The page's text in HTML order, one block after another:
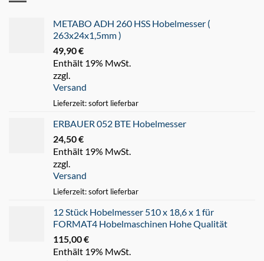
METABO ADH 260 HSS Hobelmesser (
263x24x1,5mm )
49,90€
Enthält 19% MwSt.
zzgl.
Versand
Lieferzeit: sofort lieferbar
ERBAUER 052 BTE Hobelmesser
24,50€
Enthält 19% MwSt.
zzgl.
Versand
Lieferzeit: sofort lieferbar
12 Stück Hobelmesser 510 x 18,6 x 1 für
FORMAT4 Hobelmaschinen Hohe Qualität
115,00€
Enthält 19% MwSt.